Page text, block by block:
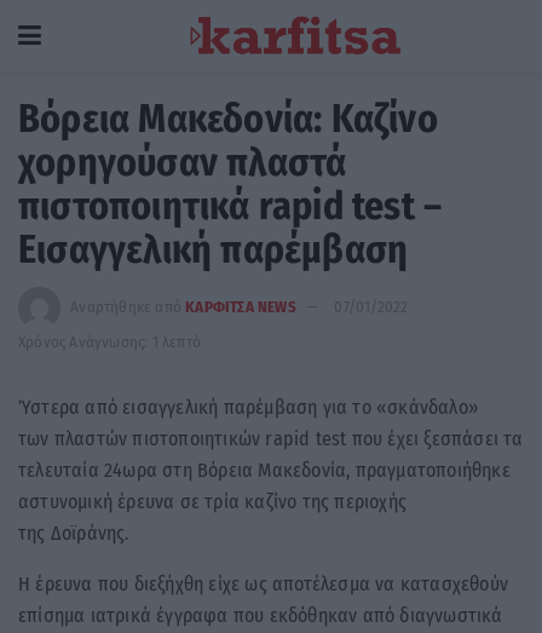
Βόρεια Μακεδονία: Καζίνο
χορηγούσαν πλαστά
πιστοποιητικά rapid test –
Εισαγγελική παρέμβαση
Αναρτήθηκε από ΚΑΡΦΙΤΣΑ NEWS
07/01/2022
Χρόνος Ανάγνωσης: 1 λεπτό
Ύστερα από εισαγγελική παρέμβαση για το «σκάνδαλο»
των πλαστών πιστοποιητικών rapid test που έχει ξεσπάσει τα
τελευταία 24ωρα στη Βόρεια Μακεδονία, πραγματοποιήθηκε
αστυνομική έρευνα σε τρία καζίνο της περιοχής
της Δοϊράνης.
Η έρευνα που διεξήχθη είχε ως αποτέλεσμα να κατασχεθούν
επίσημα ιατρικά έγγραφα που εκδόθηκαν από διαγνωστικά